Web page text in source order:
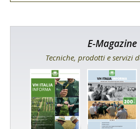
E-Magazine
Tecniche, prodotti e servizi